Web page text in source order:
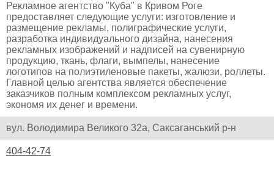
Рекламное агентство "Куба" в Кривом Роге
предоставляет следующие услуги: изготовление и
размещение рекламы, полиграфические услуги,
разработка индивидуального дизайна, нанесения
рекламных изображений и надписей на сувенирную
продукцию, ткань, флаги, вымпелы, нанесение
логотипов на полиэтиленовые пакеты, жалюзи, роллеты.
Главной целью агентства является обеспечение
заказчиков полным комплексом рекламных услуг,
экономя их денег и времени.
вул. Володимира Великого 32а, Саксаганський р-н
404-42-74